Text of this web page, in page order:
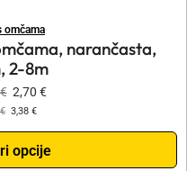
omčama
narančasta,
2-8m
€ 2,70 €
€ 3,38 €
opcije